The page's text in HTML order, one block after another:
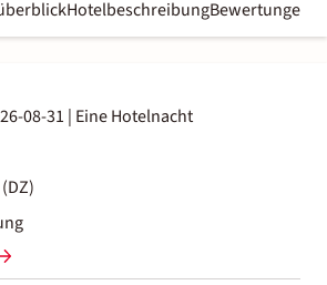
HotelbeschreibungBewertungen
08-31 | Eine Hotelnacht